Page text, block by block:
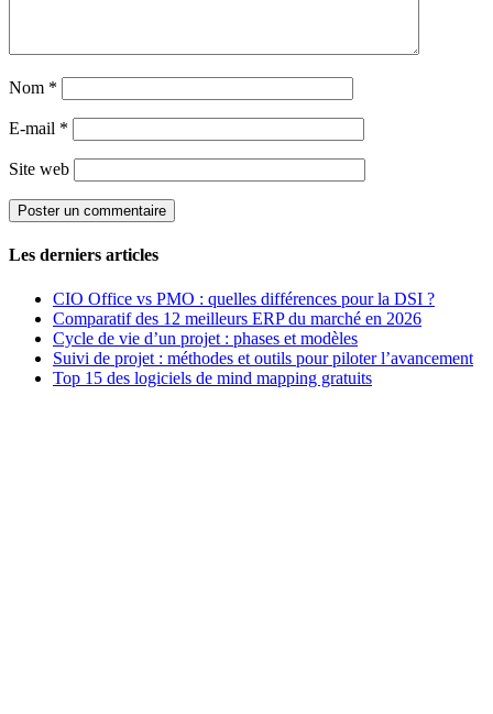
Nom *
E-mail *
Site web
Les derniers articles
CIO Office vs PMO : quelles différences pour la DSI ?
Comparatif des 12 meilleurs ERP du marché en 2026
Cycle de vie d’un projet : phases et modèles
Suivi de projet : méthodes et outils pour piloter l’avancement
Top 15 des logiciels de mind mapping gratuits